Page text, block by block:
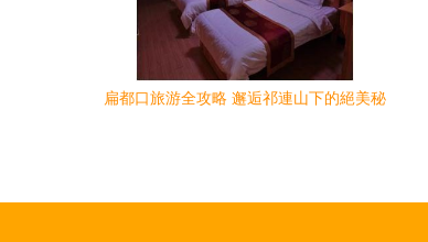
扁都口旅游全攻略 邂逅祁連山下的絕美秘